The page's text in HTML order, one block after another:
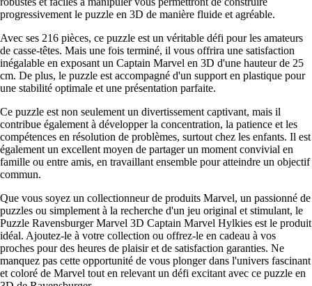
progressivement le puzzle en 3D de manière fluide et agréable.
Avec ses 216 pièces, ce puzzle est un véritable défi pour les amateurs
de casse-têtes. Mais une fois terminé, il vous offrira une satisfaction
inégalable en exposant un Captain Marvel en 3D d'une hauteur de 25
cm. De plus, le puzzle est accompagné d'un support en plastique pour
une stabilité optimale et une présentation parfaite.
Ce puzzle est non seulement un divertissement captivant, mais il
contribue également à développer la concentration, la patience et les
compétences en résolution de problèmes, surtout chez les enfants. Il est
également un excellent moyen de partager un moment convivial en
famille ou entre amis, en travaillant ensemble pour atteindre un objectif
commun.
Que vous soyez un collectionneur de produits Marvel, un passionné de
puzzles ou simplement à la recherche d'un jeu original et stimulant, le
Puzzle Ravensburger Marvel 3D Captain Marvel Hylkies est le produit
idéal. Ajoutez-le à votre collection ou offrez-le en cadeau à vos
proches pour des heures de plaisir et de satisfaction garanties. Ne
manquez pas cette opportunité de vous plonger dans l'univers fascinant
et coloré de Marvel tout en relevant un défi excitant avec ce puzzle en